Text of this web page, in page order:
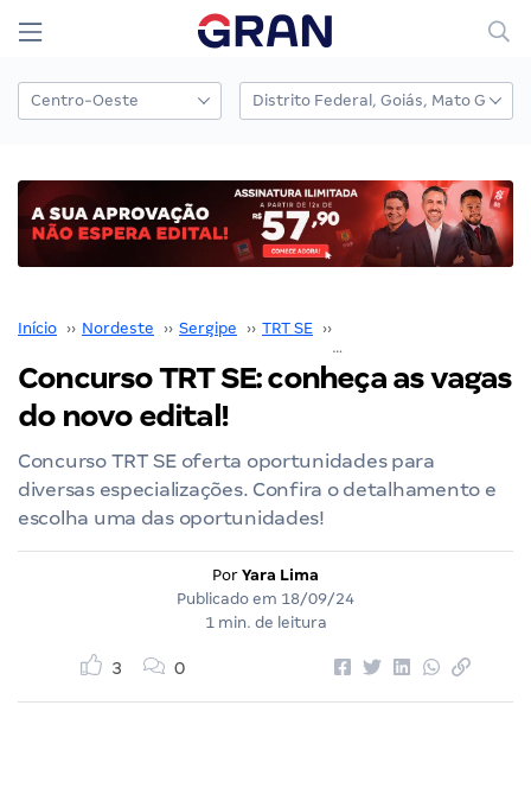
Início ›› Nordeste ›› Sergipe ›› TRT SE ››
Concurso TRT SE: conheça as vagas
do novo edital!
Concurso TRT SE oferta oportunidades para
diversas especializações. Confira o detalhamento e
escolha uma das oportunidades!
Por Yara Lima
Publicado em 18/09/24
1 min. de leitura
3 0